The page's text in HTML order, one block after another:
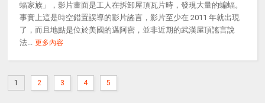
蝠家族」，影片畫面是工人在拆卸屋頂瓦片時，發現大量的蝙蝠。
事實上這是時空錯置誤導的影片謠言，影片至少在 2011 年就出現
了，而且地點是位於美國的邁阿密，並非近期的武漢屋頂謠言說
法... 更多內容
1 2 3 4 5